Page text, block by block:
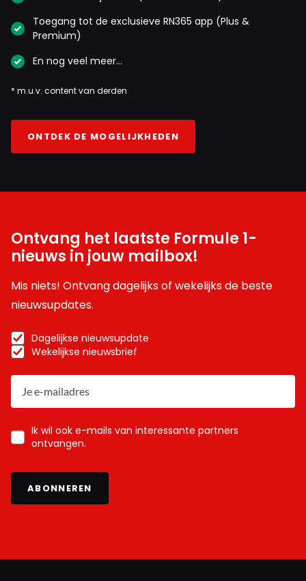
Toegang tot de exclusieve RN365 app (Plus &
Premium)
En nog veel meer…
* m.u.v. content van derden
ONTDEK DE MOGELIJKHEDEN
Ontvang het laatste Formule 1-
nieuws in jouw mailbox!
Mis niets! Ontvang dagelijks of wekelijks de beste
nieuwsupdates.
Dagelijkse nieuwsupdate
Wekelijkse nieuwsbrief
Ik wil ook e-mails van interessante partners
ontvangen.
ABONNEREN